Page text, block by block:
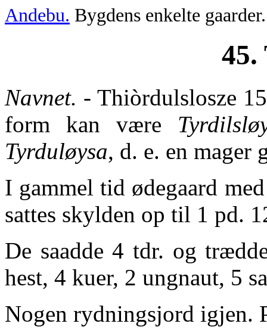
Andebu. Bygdens enkelte
45.
Navnet. - Thiòrdulslosze
form kan være
Tyrduløysa, d. e. en mager
I gammel tid ødegaard
sattes skylden op til 1 pd.
De saadde 4 tdr. og
hest, 4 kuer, 2 ungnaut, 5
Nogen rydningsjord igjen.